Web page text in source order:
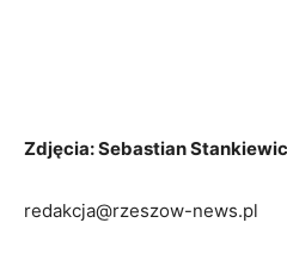
Zdjęcia: Sebastian
redakcja@rzeszow-news.pl